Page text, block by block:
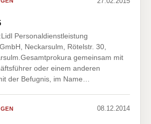
Personaldienstleistung
Neckarsulm, Rötelstr. 30,
gemeinsam mit
oder einem anderen
der Befugnis, im Name…
08.12.2014